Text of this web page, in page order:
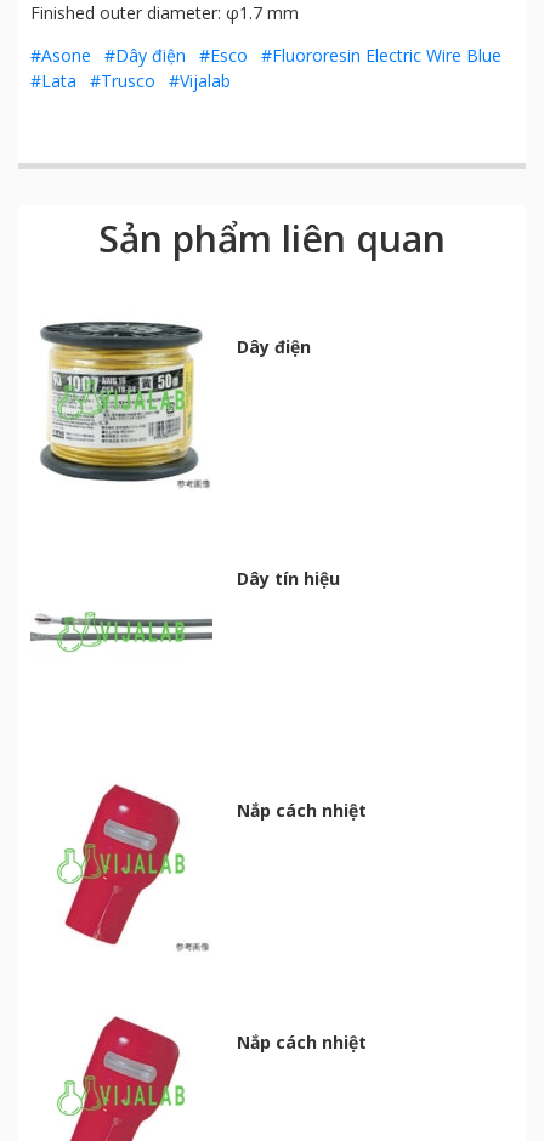
Finished outer diameter: φ1.7 mm
#Asone
#Dây điện #Esco
#Fluororesin Electric Wire Blue
#Lata
#Trusco #Vijalab
Sản phẩm liên quan
Dây điện
Dây tín hiệu
Nắp cách nhiệt
Nắp cách nhiệt